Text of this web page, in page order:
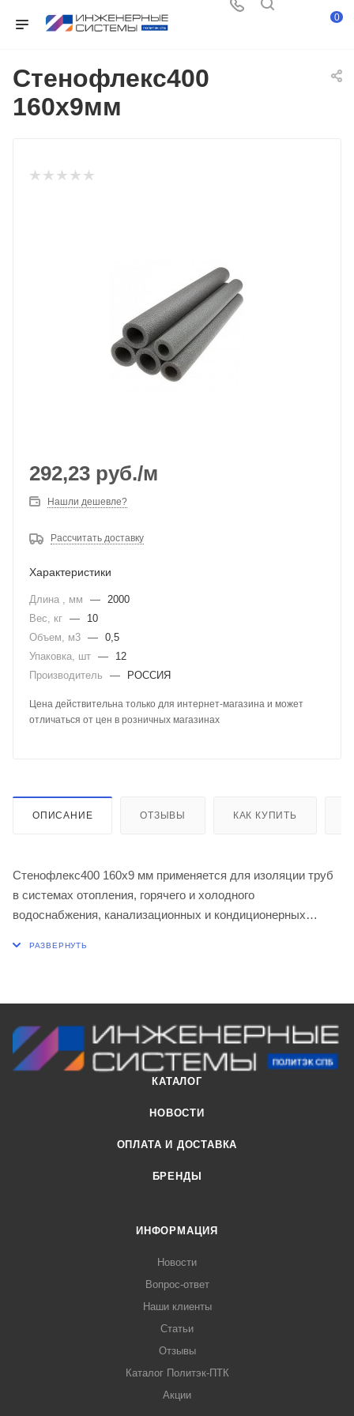
0
Стенофлекс400
160х9мм
292,23 руб./м
Нашли дешевле?
Рассчитать доставку
Характеристики
Длина , мм — 2000
Вес, кг —
10
Объем, м3 — 0,5
Упаковка, шт —
12
Производитель
— РОССИЯ
Цена действительна только для интернет-магазина и может
отличаться от цен в розничных магазинах
ОПИСАНИЕ ОТЗЫВЫ КАК КУПИТЬ
Стенофлекс400 160х9 мм применяется для изоляции труб
в системах отопления, горячего и холодного
водоснабжения, канализационных и кондиционерных
КАТАЛОГ
НОВОСТИ
ОПЛАТА И ДОСТАВКА
БРЕНДЫ
ИНФОРМАЦИЯ
Новости
Вопрос-ответ
Наши клиенты
Статьи
Отзывы
Каталог Политэк-ПТК
Акции